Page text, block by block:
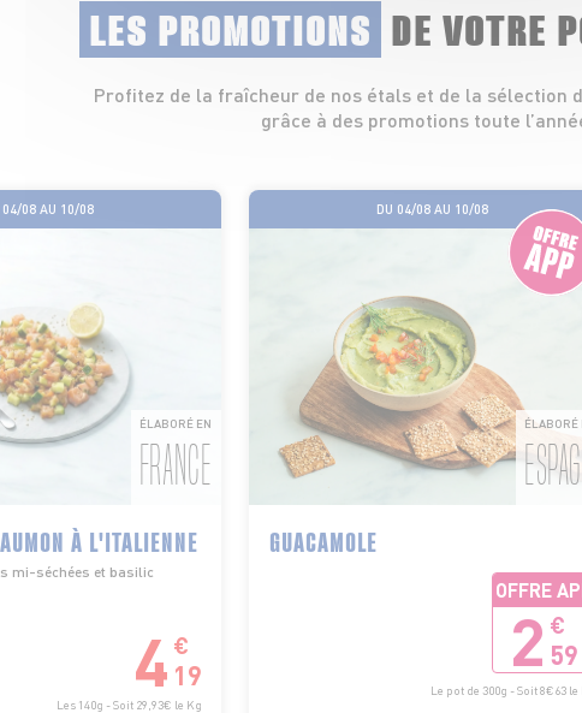
LES PROMOTIONS DE VOTRE
Profitez de la fraîcheur de nos étals et de la sélection
grâce à des promotions toute
04/08 AU 10/08
ÉLABORÉ EN
FRANCE
À L'ITALIENNE
mi-séchées et basilic
4 €
19
Les 140g - Soit 29,93€ le Kg
DU 04/08 AU 10/08
ÉLABORÉ
GUACAMOLE
OFFRE
2 €
59
Le pot de 300g - Soit 8€63 le